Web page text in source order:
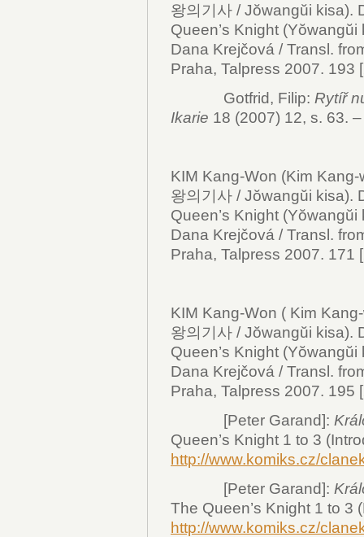
왕의기사 / Jŏwangŭi kisa).
Queen’s Knight
Dana Krejčová / Transl.
Praha, Talpress 2007. 193
Gotfrid, Filip: Rytíř
Ikarie 18 (2007) 12, s. 63.
KIM Kang-Won (Kim Kang-
왕의기사 / Jŏwangŭi kisa).
Queen’s Knight
Dana Krejčová / Transl.
Praha, Talpress 2007. 171
KIM Kang-Won ( Kim
왕의기사 / Jŏwangŭi kisa).
Queen’s Knight
Dana Krejčová / Transl.
Praha, Talpress 2007. 195
[Peter Garand]:
Queen’s Knight 1 to 3
http://www.komiks.cz/
[Peter Garand]:
The Queen’s Knight 1 to 3
http://www.komiks.cz/